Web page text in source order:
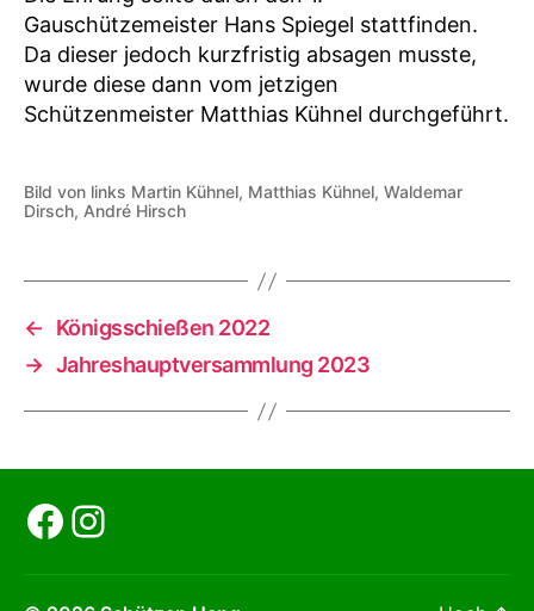
Gauschützemeister Hans Spiegel stattfinden.
Da dieser jedoch kurzfristig absagen musste,
wurde diese dann vom jetzigen
Schützenmeister Matthias Kühnel durchgeführt.
Bild von links Martin Kühnel, Matthias Kühnel, Waldemar
Dirsch, André Hirsch
←
Königsschießen 2022
→ Jahreshauptversammlung 2023
Facebook
Instagram